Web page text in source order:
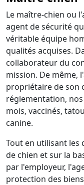
Le maître-chien ou
agent de sécurité
véritable équipe
qualités acquises.
collaborateur du
mission. De même,
propriétaire de son
réglementation,
mois, vaccinés,
canine.
Tout en utilisant les
de chien et sur la
par l'employeur,
protection des